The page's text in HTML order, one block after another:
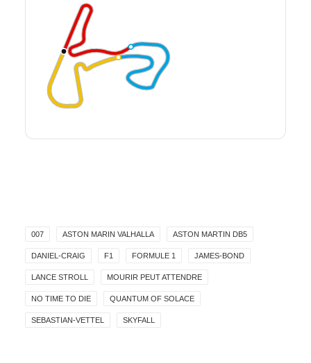
007 ASTON MARIN VALHALLA ASTON MARTIN DB5
DANIEL-CRAIG F1 FORMULE 1 JAMES-BOND
LANCE STROLL MOURIR PEUT ATTENDRE
NO TIME TO DIE QUANTUM OF SOLACE
SEBASTIAN-VETTEL SKYFALL